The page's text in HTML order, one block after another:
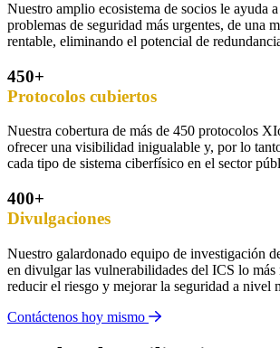
Nuestro amplio ecosistema de socios le ayuda
problemas de seguridad más urgentes, de una
rentable, eliminando el potencial de
450+
Protocolos cubiertos
Nuestra cobertura de más de 450 protocolos
ofrecer una visibilidad inigualable y, por lo
cada tipo de sistema ciberfísico en el sector
400+
Divulgaciones
Nuestro galardonado equipo de investigación
en divulgar las vulnerabilidades del ICS lo más
reducir el riesgo y mejorar la seguridad a nivel
Contáctenos hoy mismo